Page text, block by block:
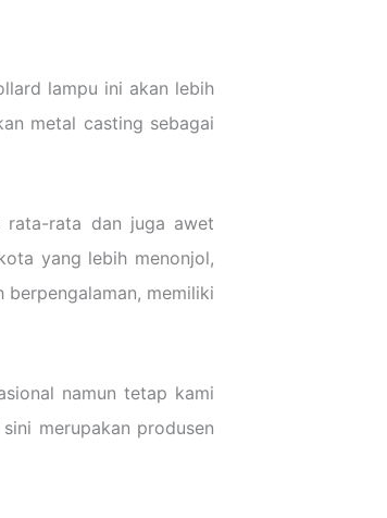
lampu ini akan lebih
metal casting sebagai
rata-rata dan juga awet
yang lebih menonjol,
memiliki
namun tetap kami
merupakan produsen